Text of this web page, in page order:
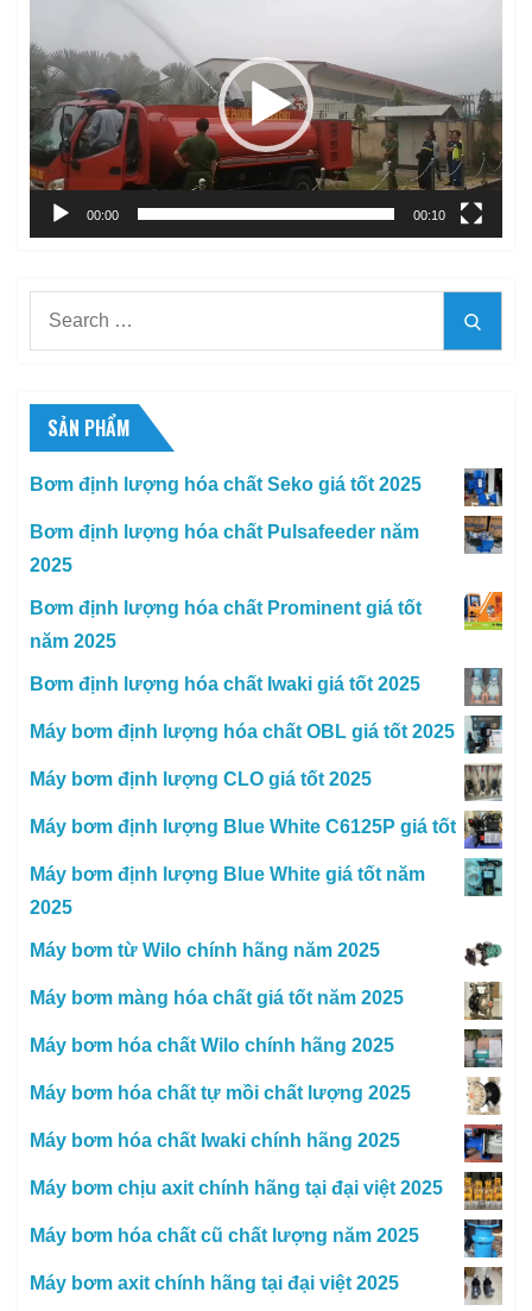
Video
00:00 00:10
SẢN PHẨM
Bơm định lượng hóa chất Seko giá tốt 2025
Bơm định lượng hóa chất Pulsafeeder năm
2025
Bơm định lượng hóa chất Prominent giá tốt
năm 2025
Bơm định lượng hóa chất Iwaki giá tốt 2025
Máy bơm định lượng hóa chất OBL giá tốt 2025
Máy bơm định lượng CLO giá tốt 2025
Máy bơm định lượng Blue White C6125P giá tốt
Máy bơm định lượng Blue White giá tốt năm
2025
Máy bơm từ Wilo chính hãng năm 2025
Máy bơm màng hóa chất giá tốt năm 2025
Máy bơm hóa chất Wilo chính hãng 2025
Máy bơm hóa chất tự mồi chất lượng 2025
Máy bơm hóa chất Iwaki chính hãng 2025
Máy bơm chịu axit chính hãng tại đại việt 2025
Máy bơm hóa chất cũ chất lượng năm 2025
Máy bơm axit chính hãng tại đại việt 2025